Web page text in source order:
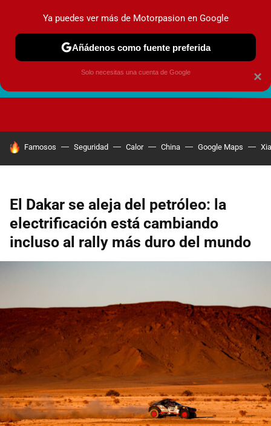
HOY SE HABLA DE
Famosos Seguridad Calor China Google Maps
El Dakar se aleja del petróleo: la
electrificación está cambiando
incluso al rally más duro del mundo
×
Ya puedes ver más de Motorpasion en Google
Añádenos como fuente preferida
Solo necesitas una cuenta de Google